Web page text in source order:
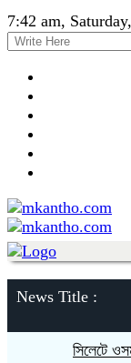
7:42 am,
News Title :
সিলেটে